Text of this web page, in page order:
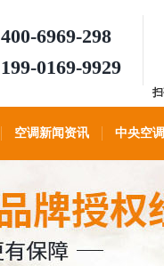
400-6969-298
199-0169-9929
空调新闻资讯 中央空